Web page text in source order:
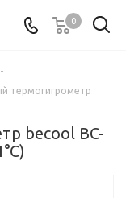
0
-
термогигрометр
becool BC-